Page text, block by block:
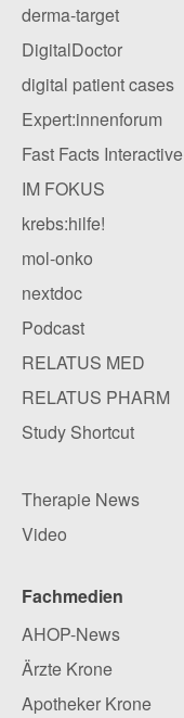
derma-target
DigitalDoctor
digital patient cases
Expert:innenforum
Fast Facts Interactive
IM FOKUS
krebs:hilfe!
mol-onko
nextdoc
Podcast
RELATUS MED
RELATUS PHARM
Study Shortcut
Therapie News
Video
Fachmedien
AHOP-News
Ärzte Krone
Apotheker Krone